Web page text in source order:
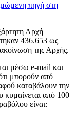
πηγή στη
Αρχή
436.653 ως
της Αρχής.
μέσω e-mail και
μπορούν από
καταβάλουν την
κυμαίνεται από 100
είναι: